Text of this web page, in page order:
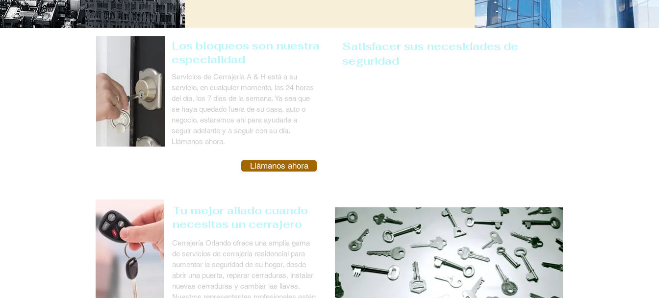
Los bloqueos son nuestra
especialidad
Servicios de Cerrajería A & H está a su
servicio, en cualquier momento, las 24 horas
del día, los 7 días de la semana. Ya sea que
se haya quedado fuera de su casa, auto o
negocio, estaremos ahí para ayudarle a
seguir adelante y a seguir con su día.
Llámenos ahora.
Llámanos ahora
Tu mejor aliado cuando
necesitas un cerrajero
Cerrajería Orlando ofrece una amplia gama
de servicios de cerrajería residencial para
aumentar la seguridad de su hogar, desde
abrir una puerta, reparar cerraduras, instalar
nuevas cerraduras y cambiar las llaves.
Satisfacer sus necesidades de
seguridad